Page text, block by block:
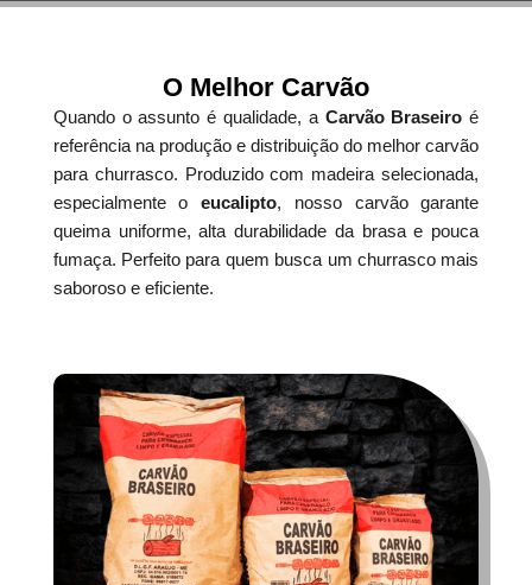
O Melhor Carvão
Quando o assunto é qualidade, a Carvão Braseiro é
referência na produção e distribuição do melhor carvão
para churrasco. Produzido com madeira selecionada,
especialmente oeucalipto, nosso carvão garante
queima uniforme, alta durabilidade da brasa e pouca
fumaça. Perfeito para quem busca um churrasco mais
saboroso e eficiente.